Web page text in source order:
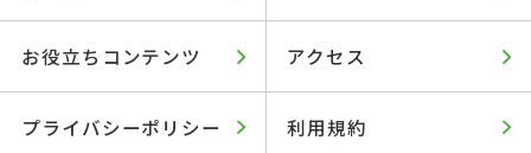
お役立ちコンテンツ アクセス
プライバシーポリシー 利用規約